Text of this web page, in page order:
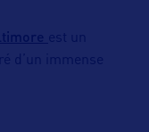
est un
d’un immense